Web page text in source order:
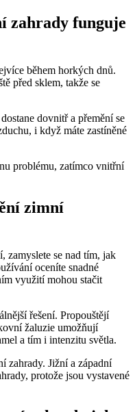
zahrady funguje
během horkých dnů.
před sklem, takže se
dovnitř a přemění se
i když máte zastíněné
problému, zatímco vnitřní
zimní
zamyslete se nad tím, jak
oceníte snadné
využití mohou stačit
řešení. Propouštějí
žaluzie umožňují
a tím i intenzitu světla.
zahrady. Jižní a západní
protože jsou vystavené